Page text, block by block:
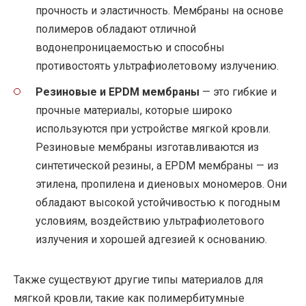
прочность и эластичность. Мембраны на основе
полимеров обладают отличной
водонепроницаемостью и способны
противостоять ультрафиолетовому излучению.
Резиновые и EPDM мембраны — это гибкие и
прочные материалы, которые широко
используются при устройстве мягкой кровли.
Резиновые мембраны изготавливаются из
синтетической резины, а EPDM мембраны — из
этилена, пропилена и диеновых мономеров. Они
обладают высокой устойчивостью к погодным
условиям, воздействию ультрафиолетового
излучения и хорошей адгезией к основанию.
Также существуют другие типы материалов для
мягкой кровли, такие как полимербитумные